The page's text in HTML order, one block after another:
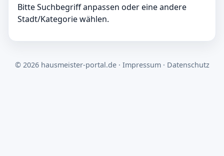
Was?
Wo?
Bitte Suchbegriff anpassen oder eine andere
Stadt/Kategorie wählen.
© 2026 hausmeister-portal.de · Impressum· Datenschutz